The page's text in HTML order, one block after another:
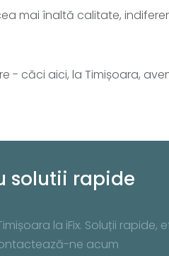
mai înaltă calitate,
- căci aici, la Timișoara,
solutii rapide
la iFix. Soluții rapide,
ne acum